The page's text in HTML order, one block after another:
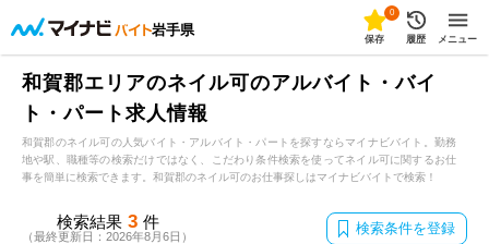
岩手県
0
保存 履歴 メニュー
和賀郡エリアのネイル可のアルバイト・バイ
ト・パート求人情報
和賀郡のネイル可の人気バイト・アルバイト・パートを探すならマイナビバイト。勤務
地や駅、職種等の検索だけではなく、こだわり条件検索を使ってネイル可に関するお仕
事を簡単に検索できます。和賀郡のネイル可のお仕事探しはマイナビバイトで検索！
検索結果 3 件
（最終更新日：2026年8月6日） 検索条件を登録